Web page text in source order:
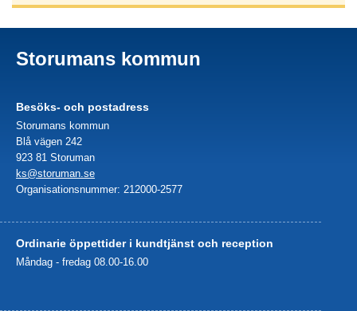
Storumans kommun
Besöks- och postadress
Storumans kommun
Blå vägen 242
923 81 Storuman
ks@storuman.se
Organisationsnummer: 212000-2577
Ordinarie öppettider i kundtjänst och reception
Måndag - fredag 08.00-16.00